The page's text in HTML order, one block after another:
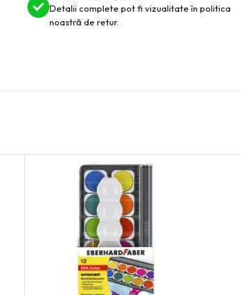
Detalii complete pot fi vizualitate în politica
noastră de retur.